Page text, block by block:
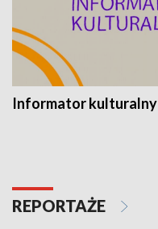
Informator kulturalny
REPORTAŻE